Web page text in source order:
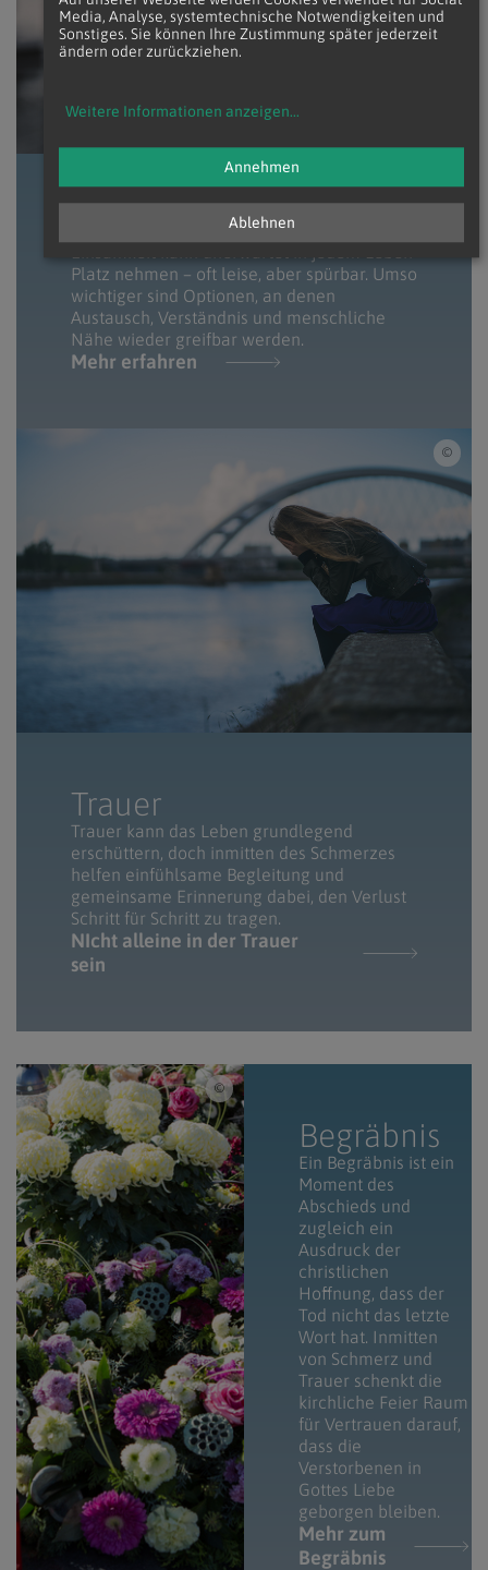
Platz nehmen – oft leise, aber spürbar. Umso
wichtiger sind Optionen, an denen
Austausch, Verständnis und menschliche
Nähe wieder greifbar werden.
Mehr erfahren
Trauer
Trauer kann das Leben grundlegend
erschüttern, doch inmitten des Schmerzes
helfen einfühlsame Begleitung und
gemeinsame Erinnerung dabei, den Verlust
Schritt für Schritt zu tragen.
NIcht alleine in der Trauer
sein
iSTock/koka.si, amadea / Grab mit Blumen
Begräbnis
Ein Begräbnis ist ein
Moment des
Abschieds und
zugleich ein
Ausdruck der
christlichen
Hoffnung, dass der
Tod nicht das letzte
Wort hat. Inmitten
von Schmerz und
Trauer schenkt die
kirchliche Feier Raum
für Vertrauen darauf,
dass die
Verstorbenen in
Gottes Liebe
geborgen bleiben.
Mehr zum
Begräbnis
Media, Analyse, systemtechnische Notwendigkeiten und
Sonstiges. Sie können Ihre Zustimmung später jederzeit
ändern oder zurückziehen.
Weitere Informationen anzeigen...
Ablehnen
Annehmen